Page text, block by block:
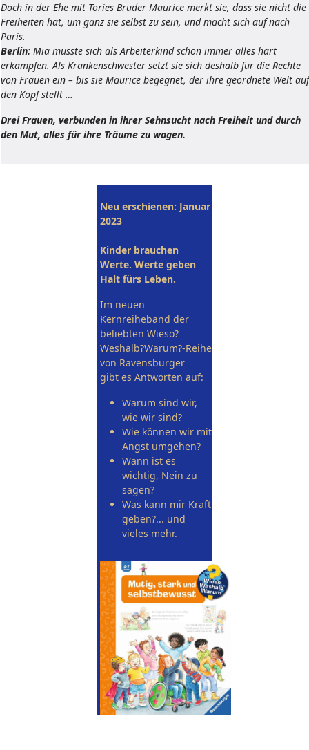
Doch in der Ehe mit Tories Bruder Maurice merkt sie, dass sie nicht die
Freiheiten hat, um ganz sie selbst zu sein, und macht sich auf nach
Paris.
Berlin: Mia musste sich als Arbeiterkind schon immer alles hart
erkämpfen. Als Krankenschwester setzt sie sich deshalb für die Rechte
von Frauen ein – bis sie Maurice begegnet, der ihre geordnete Welt auf
den Kopf stellt …
Drei Frauen, verbunden in ihrer Sehnsucht nach Freiheit und durch
den Mut, alles für ihre Träume zu wagen.
Neu erschienen: Januar
2023
Kinder brauchen
Werte. Werte geben
Halt fürs Leben.
Im neuen
Kernreiheband der
beliebten Wieso?
Weshalb?Warum?-Reihe
von Ravensburger
gibt es Antworten auf:
Warum sind wir,
wie wir sind?
Wie können wir mit
Angst umgehen?
Wann ist es
wichtig, Nein zu
sagen?
Was kann mir Kraft
geben?... und
vieles mehr.